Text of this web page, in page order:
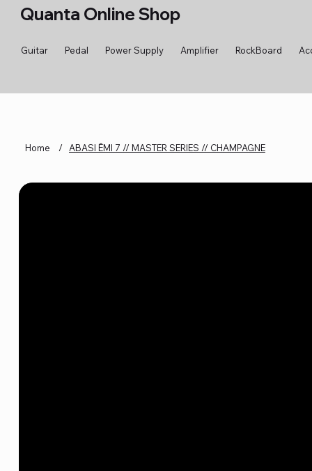
Quanta Online Shop
Guitar Pedal Power Supply Amplifier RockBoard
Home / ABASI ĒMI 7 // MASTER SERIES // CHAMPAGNE